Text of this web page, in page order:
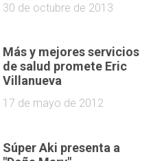
30 de octubre de 2013
Más y mejores servicios
de salud promete Eric
Villanueva
17 de mayo de 2012
Súper Aki presenta a